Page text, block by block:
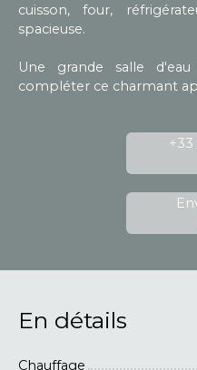
cuisson, four,
spacieuse.
Une grande salle
compléter ce charmant
+33
En détails
Chauffage